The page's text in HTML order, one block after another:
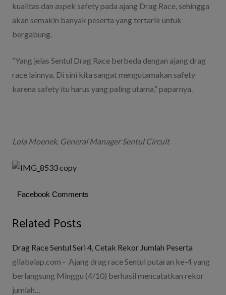
kualitas dan aspek safety pada ajang Drag Race, sehingga
akan semakin banyak peserta yang tertarik untuk
bergabung.
“Yang jelas Sentul Drag Race berbeda dengan ajang drag
race lainnya. Di sini kita sangat mengutamakan safety
karena safety itu harus yang paling utama,” paparnya.
Lola Moenek, General Manager Sentul Circuit
Facebook Comments
Related Posts
Drag Race Sentul Seri 4, Cetak Rekor Jumlah Peserta
gilabalap.com - Ajang drag race Sentul putaran ke-4 yang
berlangsung Minggu (4/10) berhasil mencatatkan rekor
jumlah…